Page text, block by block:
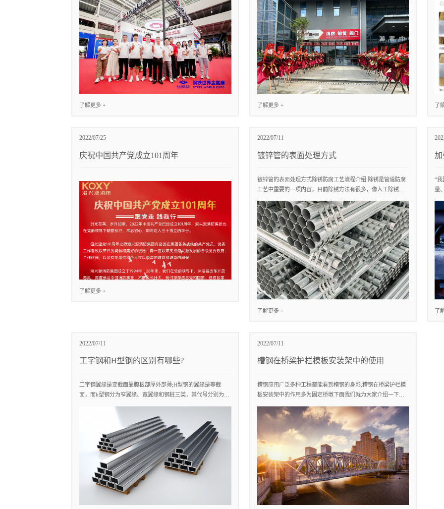
约数。希望我们精心准备的见面没有辜负大家的期待。接下来
一起回顾一下钢铁世界金属展的“热!此次展会引进丰富的海外资
源，深度融入全球产
了解更多 +
事长翁总表示:建筑质量是一切的基础，而优质的建材选择可谓
是建筑品质的重中之重，所以，港兴源从源头把控产品品质，
携手钢材**
了解更多 +
专
采
结
了
2022/07/25
庆祝中国共产党成立101周年
了解更多 +
2022/07/11
镀锌管的表面处理方式
镀锌管的表面处理方式除锈防腐工艺流程介绍:除锈是管道防腐
工艺中重要的一项内容，目前除锈方法有很多，像人工除锈、
了解更多 +
加
“我
量
了
2022/07/11
工字钢和H型钢的区别有哪些?
工字钢翼缘是变截面靠腹板部厚外部薄;H型钢的翼缘是等截
面，而h型钢分为窄翼缘、宽翼缘和钢桩三类，其代号分别为
2022/07/11
槽钢在桥梁护栏模板安装架中的使用
槽钢应用广泛多种工程都能看到槽钢的身影,槽钢在桥梁护栏模
板安装架中的作用多为固定桥墩下面我们就为大家介绍一下槽